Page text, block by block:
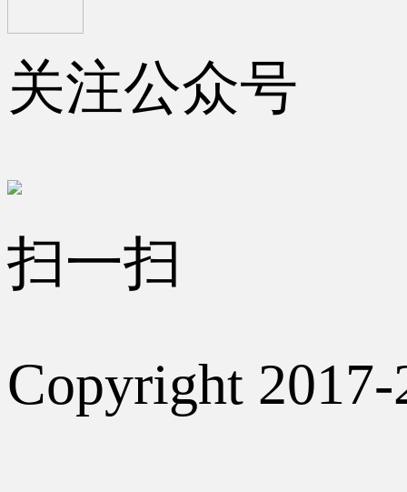
关注公众号
扫一扫
Copyright